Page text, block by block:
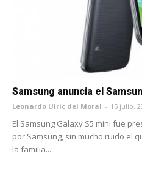
Samsung anuncia el
Leonardo Ulric del Moral - 15 julio,
El Samsung Galaxy S5 mini fue
por Samsung, sin mucho ruido el
la familia...